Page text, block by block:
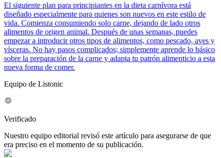
El siguiente plan para principiantes en la dieta carnívora está
diseñado especialmente para quienes son nuevos en este estilo de
vida. Comienza consumiendo solo carne, dejando de lado otros
alimentos de origen animal. Después de unas semanas, puedes
empezar a introducir otros tipos de alimentos, como pescado, aves y
vísceras. No hay pasos complicados; simplemente aprende lo básico
sobre la preparación de la carne y adapta tu patrón alimenticio a esta
nueva forma de comer.
Equipo de Listonic
Verificado
Nuestro equipo editorial revisó este artículo para asegurarse de que
era preciso en el momento de su publicación.